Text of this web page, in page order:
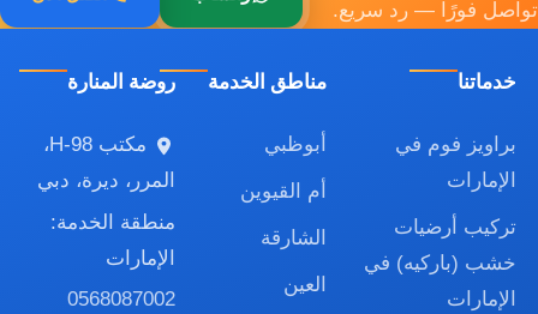
تواصل فورًا — رد سريع.
خدماتنا
براويز فوم في
الإمارات
تركيب أرضيات
خشب (باركيه) في
الإمارات
مناطق الخدمة
أبوظبي
أم القيوين
الشارقة
العين
روضة المنارة
مكتب H-98،
المرر، ديرة، دبي
منطقة الخدمة:
الإمارات
0568087002